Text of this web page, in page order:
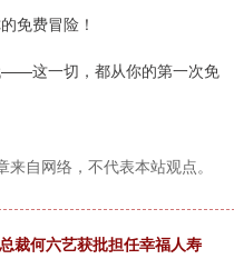
免费冒险！
——这一切，都从你的第一次免
自网络，不代表本站观点。
裁何六艺获批担任幸福人寿